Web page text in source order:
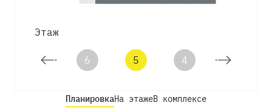
Этаж
7 6 5 4 3
ПланировкаНа этажеВ комплексе